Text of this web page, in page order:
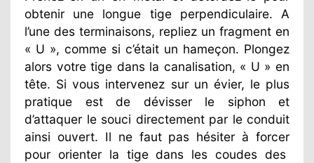
obtenir une longue tige perpendiculaire. A
l’une des terminaisons, repliez un fragment en
« U », comme si c’était un hameçon. Plongez
alors votre tige dans la canalisation, « U » en
tête. Si vous intervenez sur un évier, le plus
pratique est de dévisser le siphon et
d’attaquer le souci directement par le conduit
ainsi ouvert. Il ne faut pas hésiter à forcer
pour orienter la tige dans les coudes des